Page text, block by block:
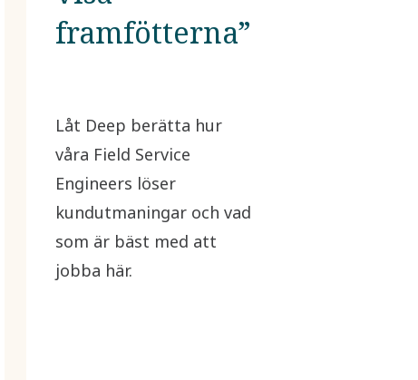
framfötterna”
Låt Deep berätta hur
våra Field Service
Engineers löser
kundutmaningar och vad
som är bäst med att
jobba här.